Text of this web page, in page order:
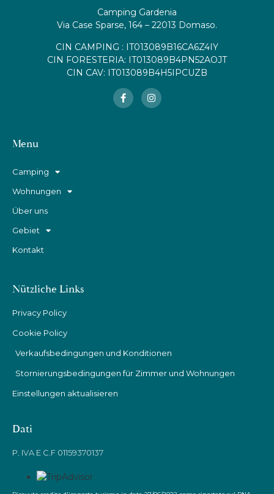
Camping Gardenia
Via Case Sparse, 164 – 22013 Domaso.
CIN CAMPING : IT013089B16CA6Z4IY
CIN FORESTERIA: IT013089B4PN52AOJT
CIN CAV: IT013089B4H5IPCUZB
Menu
Camping
Wohnungen
Über uns
Gebiet
Kontakt
Nützliche Links
Privacy Policy
Cookie Policy
Verkaufsbedingungen und Konditionen
Stornierungsbedingungen für Zimmer und Wohnungen
Einstellungen aktualisieren
Dati
P. IVA E C.F 01159370137